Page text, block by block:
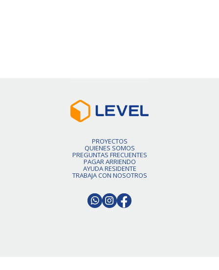
PROYECTOS
QUIENES SOMOS
PREGUNTAS FRECUENTES
PAGAR ARRIENDO
AYUDA RESIDENTE
TRABAJA CON NOSOTROS